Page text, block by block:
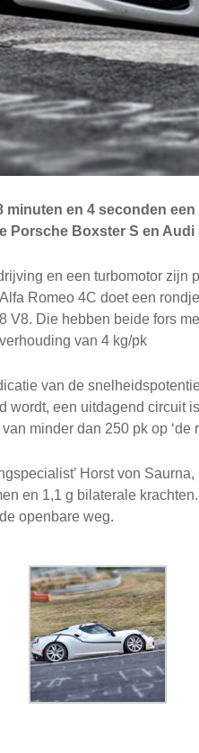
minuten en 4 seconden
Porsche Boxster S en
en een turbomotor
Romeo 4C doet een
V8. Die hebben beide fors
van 4 kg/pk
van de
wordt, een uitdagend circuit
minder dan 250 pk op ‘de
Horst von
en 1,1 g bilaterale
openbare weg.